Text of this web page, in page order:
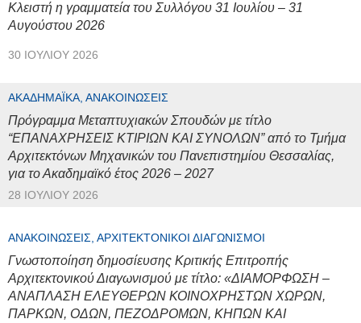
Κλειστή η γραμματεία του Συλλόγου 31 Ιουλίου – 31
Αυγούστου 2026
30 ΙΟΥΛΊΟΥ 2026
ΑΚΑΔΗΜΑΪΚΆ, ΑΝΑΚΟΙΝΏΣΕΙΣ
Πρόγραμμα Μεταπτυχιακών Σπουδών με τίτλο
“ΕΠΑΝΑΧΡΗΣΕΙΣ ΚΤΙΡΙΩΝ ΚΑΙ ΣΥΝΟΛΩΝ” από το Τμήμα
Αρχιτεκτόνων Μηχανικών του Πανεπιστημίου Θεσσαλίας,
για το Ακαδημαϊκό έτος 2026 – 2027
28 ΙΟΥΛΊΟΥ 2026
ΑΝΑΚΟΙΝΏΣΕΙΣ, ΑΡΧΙΤΕΚΤΟΝΙΚΟΊ ΔΙΑΓΩΝΙΣΜΟΊ
Γνωστοποίηση δημοσίευσης Κριτικής Επιτροπής
Αρχιτεκτονικού Διαγωνισμού με τίτλο: «ΔΙΑΜΟΡΦΩΣΗ –
ΑΝΑΠΛΑΣΗ ΕΛΕΥΘΕΡΩΝ ΚΟΙΝΟΧΡΗΣΤΩΝ ΧΩΡΩΝ,
ΠΑΡΚΩΝ, ΟΔΩΝ, ΠΕΖΟΔΡΟΜΩΝ, ΚΗΠΩΝ ΚΑΙ